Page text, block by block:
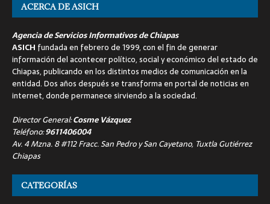
ACERCA DE ASICH
Agencia de Servicios Informativos de Chiapas
ASICH fundada en febrero de 1999, con el fin de generar
información del acontecer político, social y económico del estado de
Chiapas, publicando en los distintos medios de comunicación en la
entidad. Dos años después se transforma en portal de noticias en
internet, donde permanece sirviendo a la sociedad.
Director General:Cosme Vázquez
Teléfono:9611406004
Av. 4 Mzna. 8 #112 Fracc. San Pedro y San Cayetano, Tuxtla Gutiérrez
Chiapas
CATEGORÍAS